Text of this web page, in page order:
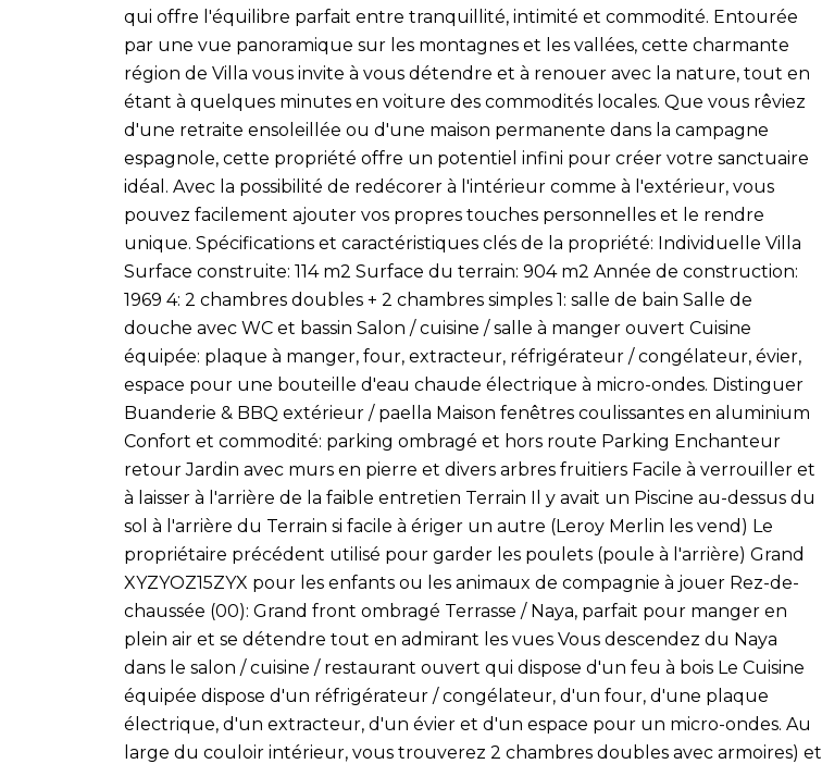
qui offre l'équilibre parfait entre tranquillité, intimité et commodité. Entourée
par une vue panoramique sur les montagnes et les vallées, cette charmante
région de Villa vous invite à vous détendre et à renouer avec la nature, tout en
étant à quelques minutes en voiture des commodités locales. Que vous rêviez
d'une retraite ensoleillée ou d'une maison permanente dans la campagne
espagnole, cette propriété offre un potentiel infini pour créer votre sanctuaire
idéal. Avec la possibilité de redécorer à l'intérieur comme à l'extérieur, vous
pouvez facilement ajouter vos propres touches personnelles et le rendre
unique. Spécifications et caractéristiques clés de la propriété: Individuelle Villa
Surface construite: 114 m2 Surface du terrain: 904 m2 Année de construction:
1969 4: 2 chambres doubles + 2 chambres simples 1: salle de bain Salle de
douche avec WC et bassin Salon / cuisine / salle à manger ouvert Cuisine
équipée: plaque à manger, four, extracteur, réfrigérateur / congélateur, évier,
espace pour une bouteille d'eau chaude électrique à micro-ondes. Distinguer
Buanderie & BBQ extérieur / paella Maison fenêtres coulissantes en aluminium
Confort et commodité: parking ombragé et hors route Parking Enchanteur
retour Jardin avec murs en pierre et divers arbres fruitiers Facile à verrouiller et
à laisser à l'arrière de la faible entretien Terrain Il y avait un Piscine au-dessus du
sol à l'arrière du Terrain si facile à ériger un autre (Leroy Merlin les vend) Le
propriétaire précédent utilisé pour garder les poulets (poule à l'arrière) Grand
XYZYOZ15ZYX pour les enfants ou les animaux de compagnie à jouer Rez-de-
chaussée (00): Grand front ombragé Terrasse / Naya, parfait pour manger en
plein air et se détendre tout en admirant les vues Vous descendez du Naya
dans le salon / cuisine / restaurant ouvert qui dispose d'un feu à bois Le Cuisine
équipée dispose d'un réfrigérateur / congélateur, d'un four, d'une plaque
électrique, d'un extracteur, d'un évier et d'un espace pour un micro-ondes. Au
large du couloir intérieur, vous trouverez 2 chambres doubles avec armoires) et